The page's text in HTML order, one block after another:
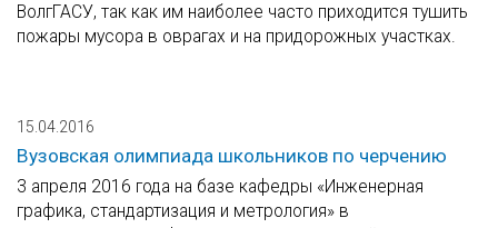
ВолгГАСУ, так как им наиболее часто приходится тушить
пожары мусора в оврагах и на придорожных участках.
15.04.2016
Вузовская олимпиада школьников по черчению
3 апреля 2016 года на базе кафедры «Инженерная
графика, стандартизация и метрология» в